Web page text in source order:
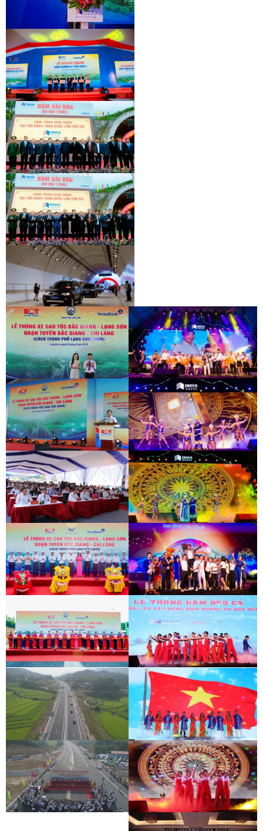
KHÁNH THÀNH HẦM HẢI VÂN 2
KHÁNH THÀNH HẦM HẢI VÂN 2
KHÁNH THÀNH HẦM HẢI VÂN 2
KHÁNH THÀNH HẦM HẢI VÂN 2
KHÁNH THÀNH HẦM HẢI VÂN 2
KHÁNH THÀNH HẦM HẢI VÂN 2
LỄ THÔNG XE CAO TỐC BẮC GIANG -
LẠNG SƠN
LỄ THÔNG XE CAO TỐC BẮC GIANG -
LẠNG SƠN
LỄ THÔNG XE CAO TỐC BẮC GIANG -
LẠNG SƠN
LỄ THÔNG XE CAO TỐC BẮC GIANG -
LẠNG SƠN
LỄ THÔNG XE CAO TỐC BẮC GIANG -
LẠNG SƠN
LỄ THÔNG XE CAO TỐC BẮC GIANG -
LẠNG SƠN
HỘI THI TIẾNG HÁT NGƯỜI LAO ĐỘNG
ĐÈO CẢ
HỘI THI TIẾNG HÁT NGƯỜI LAO ĐỘNG
ĐÈO CẢ
HỘI THI TIẾNG HÁT NGƯỜI LAO ĐỘNG
ĐÈO CẢ
HOẠT ĐỘNG HỖ TRỢ ĐỘI XE CHỐNG
DỊCH
HOẠT ĐỘNG HỖ TRỢ ĐỘI XE CHỐNG
DỊCH
HOẠT ĐỘNG HỖ TRỢ ĐỘI XE CHỐNG
DỊCH